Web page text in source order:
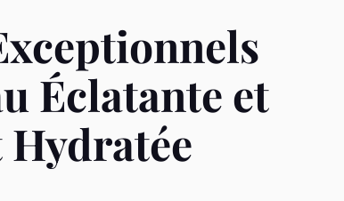
Éclatante et